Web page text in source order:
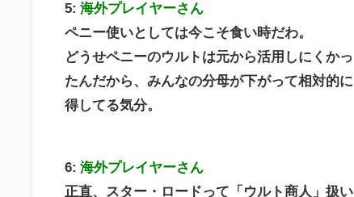
5: 海外プレイヤーさん
ペニー使いとしては今こそ食い時だわ。
どうせペニーのウルトは元から活用しにくかっ
たんだから、みんなの分母が下がって相対的に
得してる気分。
6: 海外プレイヤーさん
正直、スター・ロードって「ウルト商人」扱い